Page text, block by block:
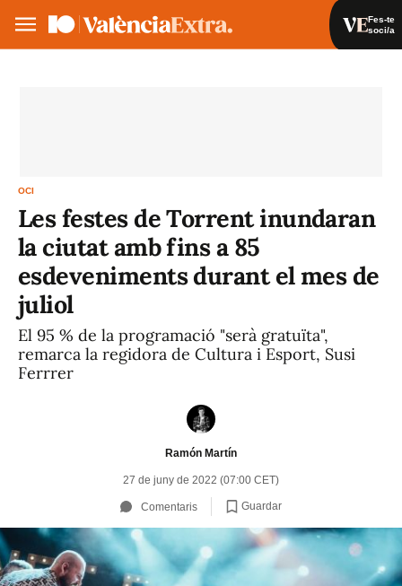
Fes-te
soci/a
OCI
Les festes de Torrent inundaran
la ciutat amb fins a 85
esdeveniments durant el mes de
juliol
El 95 % de la programació "serà gratuïta",
remarca la regidora de Cultura i Esport, Susi
Ferrrer
Ramón Martín
27 de juny de 2022 (07:00 CET)
Comentaris Guardar